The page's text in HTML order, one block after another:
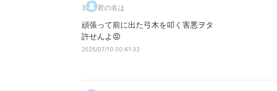
3. 君の名は
頑張って前に出た弓木を叩く害悪ヲタ
許せんよ😡
2025/07/10 00:41:32